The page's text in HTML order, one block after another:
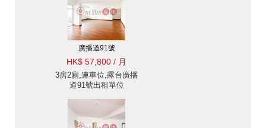
廣播道91號
HK$ 57,800 / 月
3房2廁,連車位,露台廣播
道91號出租單位